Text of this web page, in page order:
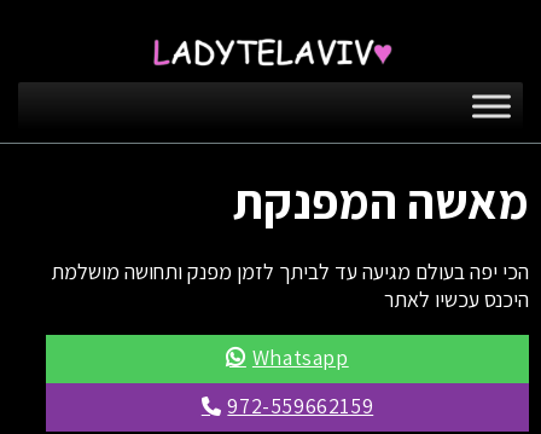
מאשה המפנקת
הכי יפה בעולם מגיעה עד לביתך לזמן מפנק ותחושה מושלמת
היכנס עכשיו לאתר
Whatsapp
972-559662159